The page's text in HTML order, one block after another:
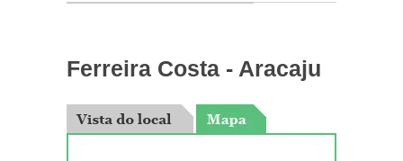
Ferreira Costa - Aracaju